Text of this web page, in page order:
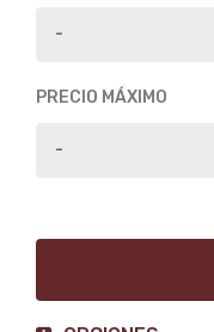
PRECIO MÁXIMO